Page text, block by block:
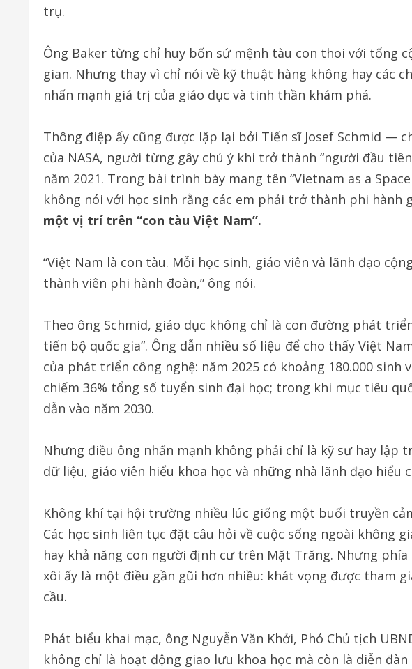
trụ.
Ông Baker từng chỉ huy bốn sứ mệnh tàu con thoi với tổng
gian. Nhưng thay vì chỉ nói về kỹ thuật hàng không hay các
nhấn mạnh giá trị của giáo dục và tinh thần khám phá.
Thông điệp ấy cũng được lặp lại bởi Tiến sĩ Josef Schmid —
của NASA, người từng gây chú ý khi trở thành “người đầu
năm 2021. Trong bài trình bày mang tên “Vietnam as a
không nói với học sinh rằng các em phải trở thành phi hành
một vị trí trên “con tàu Việt Nam”.
“Việt Nam là con tàu. Mỗi học sinh, giáo viên và lãnh đạo
thành viên phi hành đoàn,” ông nói.
Theo ông Schmid, giáo dục không chỉ là con đường phát
tiến bộ quốc gia”. Ông dẫn nhiều số liệu để cho thấy Việt
của phát triển công nghệ: năm 2025 có khoảng 180.000 sinh
chiếm 36% tổng số tuyển sinh đại học; trong khi mục tiêu
dẫn vào năm 2030.
Nhưng điều ông nhấn mạnh không phải chỉ là kỹ sư hay lập
dữ liệu, giáo viên hiểu khoa học và những nhà lãnh đạo hiểu
Không khí tại hội trường nhiều lúc giống một buổi truyền
Các học sinh liên tục đặt câu hỏi về cuộc sống ngoài không
hay khả năng con người định cư trên Mặt Trăng. Nhưng
xôi ấy là một điều gần gũi hơn nhiều: khát vọng được tham
cầu.
Phát biểu khai mạc, ông Nguyễn Văn Khởi, Phó Chủ tịch
không chỉ là hoạt động giao lưu khoa học mà còn là diễn